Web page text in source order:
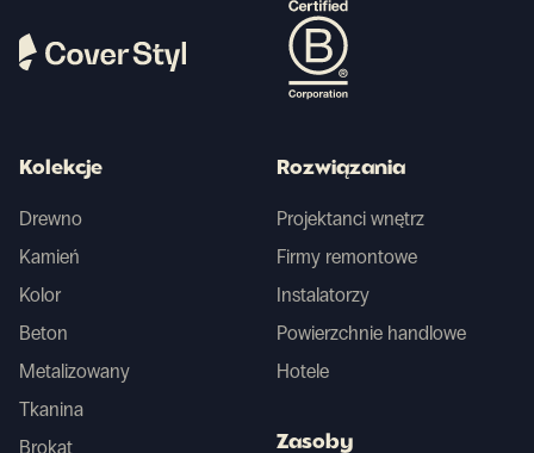
Kolekcje
Drewno
Kamień
Kolor
Beton
Metalizowany
Tkanina
Brokat
Rozwiązania
Projektanci wnętrz
Firmy remontowe
Instalatorzy
Powierzchnie handlowe
Hotele
Zasoby